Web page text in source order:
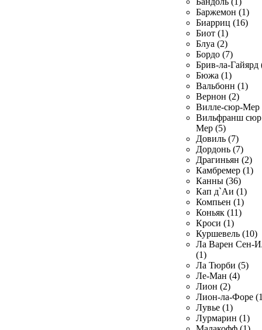
Баржемон (1)
Биарриц (16)
Биот (1)
Блуа (2)
Бордо (7)
Брив-ла-Гайярд
Бюжа (1)
Вальбонн (1)
Вернон (2)
Вилле-сюр-Мер
Вильфранш сюр
Мер (5)
Довиль (7)
Дордонь (7)
Драгиньян (2)
Камбремер (1)
Канны (36)
Кап д`Аи (1)
Компьен (1)
Коньяк (11)
Кроси (1)
Куршевель (10)
Ла Варен Сен-
(1)
Ла Тюрби (5)
Ле-Ман (4)
Лион (2)
Лион-ла-Форе
Лувье (1)
Лурмарин (1)